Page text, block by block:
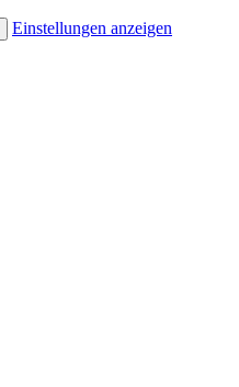
Einstellungen anzeigen